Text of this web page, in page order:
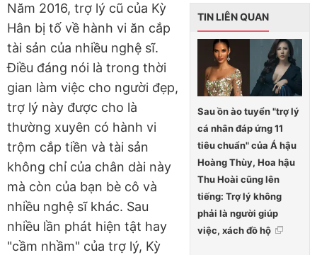
TIN LIÊN QUAN
Sau ồn ào tuyển "trợ lý
cá nhân đáp ứng 11
tiêu chuẩn" của Á hậu
Hoàng Thùy, Hoa hậu
Thu Hoài cũng lên
tiếng: Trợ lý không
phải là người giúp
việc, xách đồ hộ
Năm 2016, trợ lý cũ của Kỳ
Hân bị tố về hành vi ăn cắp
tài sản của nhiều nghệ sĩ.
Điều đáng nói là trong thời
gian làm việc cho người đẹp,
trợ lý này được cho là
thường xuyên có hành vi
trộm cắp tiền và tài sản
không chỉ của chân dài này
mà còn của bạn bè cô và
nhiều nghệ sĩ khác. Sau
nhiều lần phát hiện tật hay
"cầm nhầm" của trợ lý, Kỳ